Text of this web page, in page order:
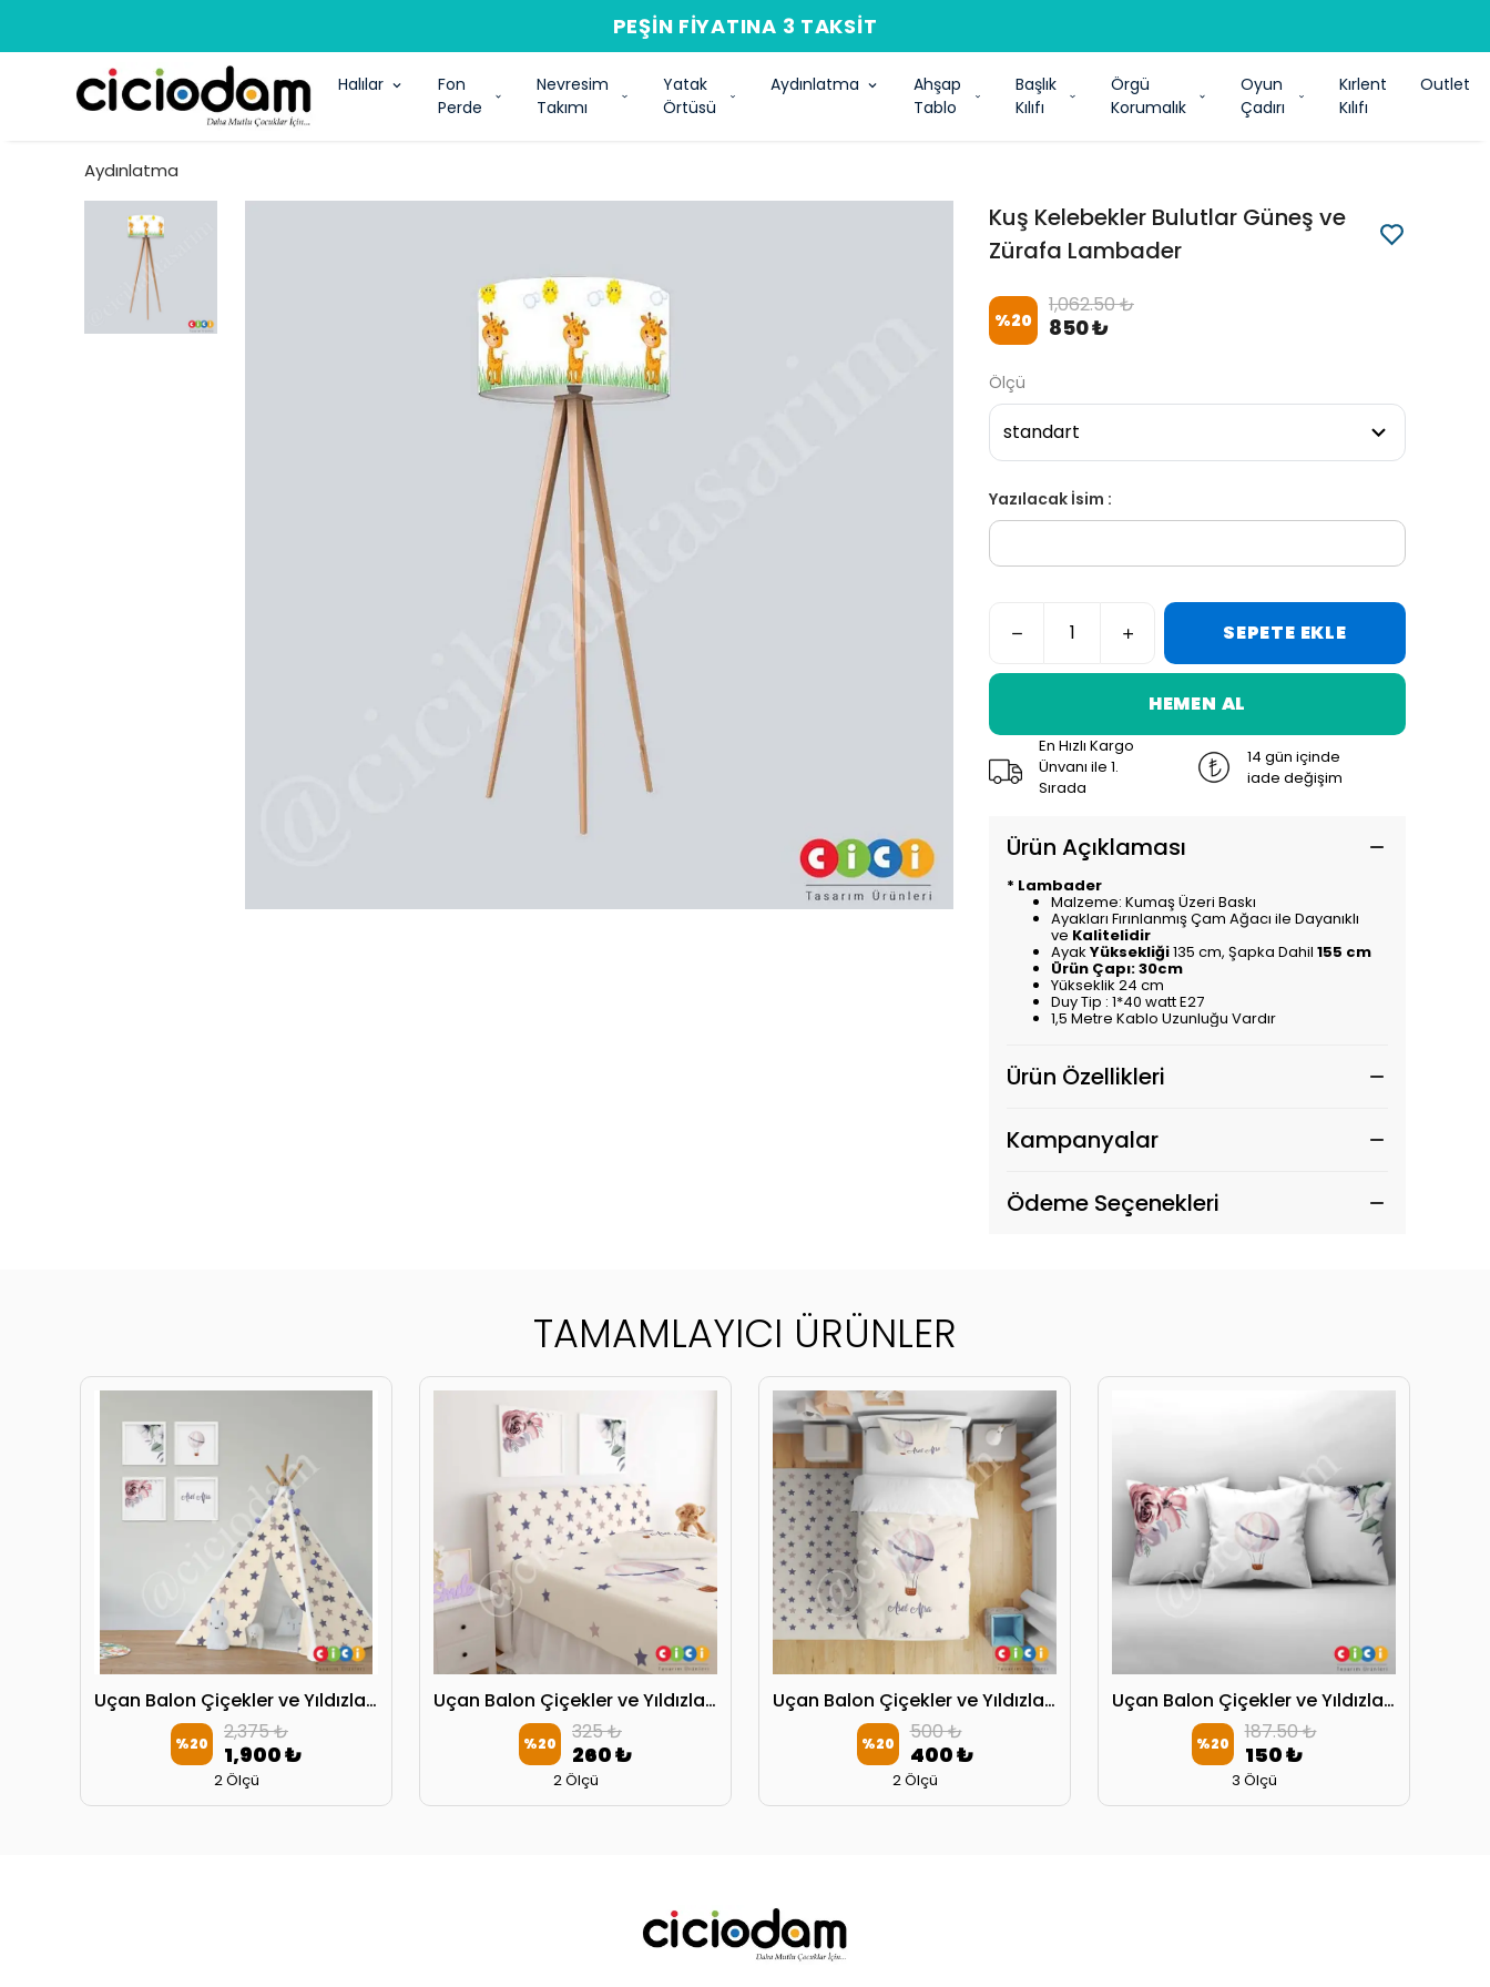
PEŞIN FIYATINA 3 TAKSIT
Halılar
Fon
Perde
Nevresim
Takımı
Yatak
Örtüsü
Aydınlatma
Ahşap
Tablo
Başlık
Kılıfı
Örgü
Korumalık
Oyun
Çadırı
Kırlent
Kılıfı
Outlet
Aydınlatma
Kuş Kelebekler Bulutlar Güneş ve
Zürafa Lambader
%20
1,062.50 ₺
850 ₺
Ölçü
Yazılacak İsim :
SEPETE EKLE
HEMEN AL
En Hızlı Kargo
Ünvanı ile 1.
Sırada
14 gün içinde
iade değişim
Ürün Açıklaması
* Lambader
Malzeme: Kumaş Üzeri Baskı
Ayakları Fırınlanmış Çam Ağacı ile Dayanıklı
ve Kalitelidir
Ayak Yüksekliği135 cm, Şapka Dahil 155 cm
Ürün Çapı: 30cm
Yükseklik 24 cm
Duy Tip : 1*40 watt E27
1,5 Metre Kablo Uzunluğu Vardır
Ürün Özellikleri
Kampanyalar
Ödeme Seçenekleri
TAMAMLAYICI ÜRÜNLER
Uçan Balon Çiçekler ve Yıldızlar Oyun Çadırı
%20 2,375 ₺
1,900 ₺
2 Ölçü
Uçan Balon Çiçekler ve Yıldızlar Başlık Kılıfı
%20 325 ₺
260 ₺
2 Ölçü
Uçan Balon Çiçekler ve Yıldızlar Yatak Örtüsü
%20 500 ₺
400 ₺
2 Ölçü
Uçan Balon Çiçekler ve Yıldızlar Kırlent Kılıfı
%20 187.50 ₺
150 ₺
3 Ölçü